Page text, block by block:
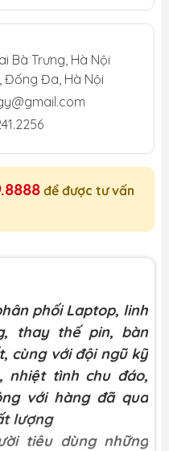
Bà Trưng, Hà Nội
Đống Đa, Hà Nội
để được tư vấn
phối Laptop, linh
thay thế pin, bàn
cùng với đội ngũ kỹ
nhiệt tình chu đáo,
với hàng đã qua
lượng
tiêu dùng những